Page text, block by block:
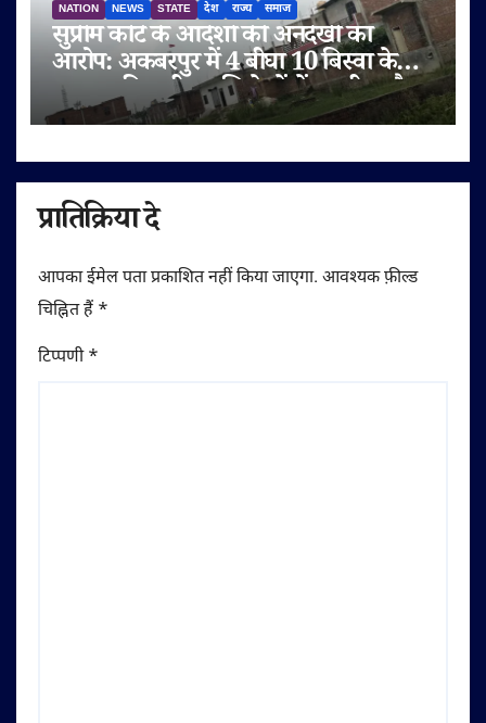
NATION NEWS STATE देश राज्य समाज
सुप्रीम कोर्ट के आदेशों की अनदेखी का
आरोप: अकबरपुर में 4 बीघा 10 बिस्वा के
तालाब की जमीन अभिलेखों में बदली, अवैध
प्लॉटिंग का भी दावा
प्रातिक्रिया दे
आपका ईमेल पता प्रकाशित नहीं किया जाएगा. आवश्यक फ़ील्ड
चिह्नित हैं *
टिप्पणी*